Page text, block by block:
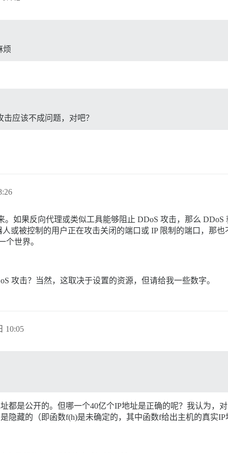
烦
应该不成问题，对吧？
如果反向代理或类似工具能够阻止 DDoS 攻击，那么
或被控制的用户正在攻击关闭的端口或 IP 限制的端口，那也
个世界。
攻击？当然，这取决于设置的资源，但请给我一些数字。
10:05
都是公开的。但哪一个40亿个IP地址是正确的呢？我认为，
隐藏的（即函数f(h)是未确定的，其中函数f给出主机的真实IP